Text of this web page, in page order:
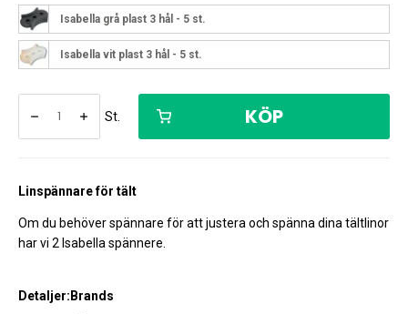
Isabella grå plast 3 hål - 5 st.
Isabella vit plast 3 hål - 5 st.
St. KÖP
Linspännare för tält
Om du behöver spännare för att justera och spänna dina tältlinor
har vi 2 Isabella spännere.
Detaljer: Brands